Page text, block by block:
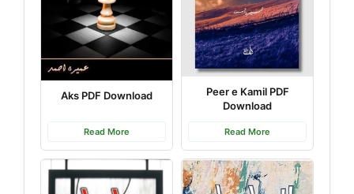
Aks PDF Download
Read More
Peer e Kamil PDF
Download
Read More